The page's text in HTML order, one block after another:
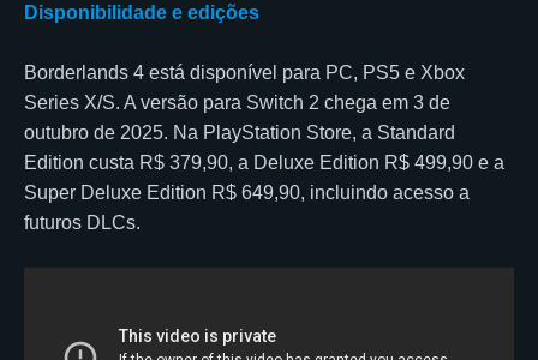
Disponibilidade e edições
Borderlands 4 está disponível para PC, PS5 e Xbox
Series X/S. A versão para Switch 2 chega em 3 de
outubro de 2025. Na PlayStation Store, a Standard
Edition custa R$ 379,90, a Deluxe Edition R$ 499,90 e a
Super Deluxe Edition R$ 649,90, incluindo acesso a
futuros DLCs.